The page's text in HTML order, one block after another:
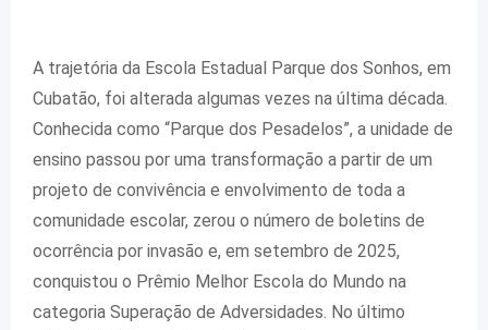
A trajetória da Escola Estadual Parque dos Sonhos, em
Cubatão, foi alterada algumas vezes na última década.
Conhecida como “Parque dos Pesadelos”, a unidade de
ensino passou por uma transformação a partir de um
projeto de convivência e envolvimento de toda a
comunidade escolar, zerou o número de boletins de
ocorrência por invasão e, em setembro de 2025,
conquistou o Prêmio Melhor Escola do Mundo na
categoria Superação de Adversidades. No último